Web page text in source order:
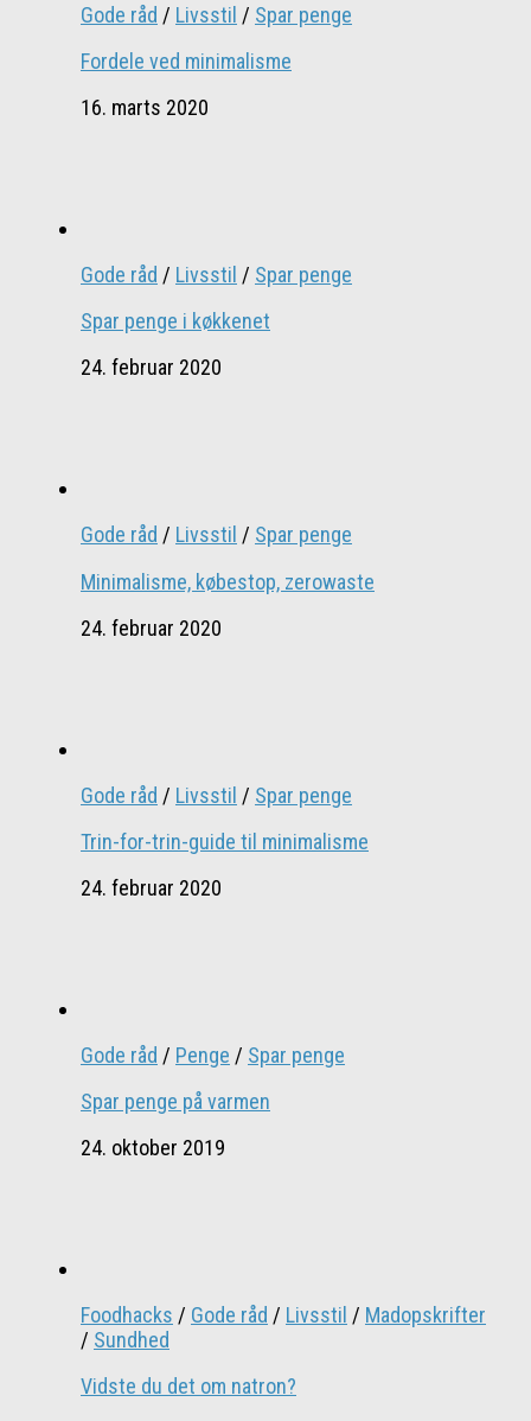
Gode råd / Livsstil / Spar penge
Fordele ved minimalisme
16. marts 2020
Gode råd / Livsstil / Spar penge
Spar penge i køkkenet
24. februar 2020
Gode råd / Livsstil / Spar penge
Minimalisme, købestop, zerowaste
24. februar 2020
Gode råd / Livsstil / Spar penge
Trin-for-trin-guide til minimalisme
24. februar 2020
Gode råd / Penge / Spar penge
Spar penge på varmen
24. oktober 2019
Foodhacks / Gode råd / Livsstil / Madopskrifter
/ Sundhed
Vidste du det om natron?